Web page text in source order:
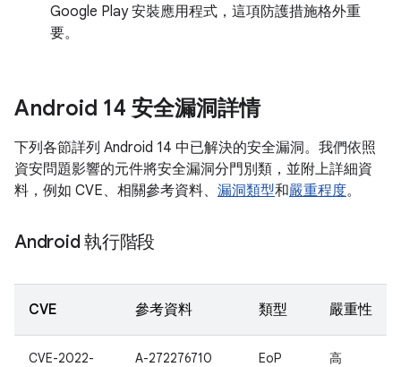
Google Play 安裝應用程式，這項防護措施格外重
要。
Android 14 安全漏洞詳情
下列各節詳列 Android 14 中已解決的安全漏洞。我們依照
資安問題影響的元件將安全漏洞分門別類，並附上詳細資
料，例如 CVE、相關參考資料、 漏洞類型和嚴重程度。
Android 執行階段
CVE 參考資料 類型 嚴重性
CVE-2022-
A-272276710 EoP 高